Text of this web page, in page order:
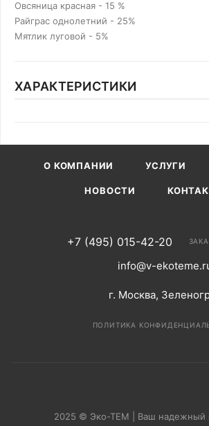
Овсяница красная - 15 %
Райграс однолетний - 25%
Мятлик луговой - 5%
ХАРАКТЕРИСТИКИ
О КОМПАНИИ УСЛУГИ
НОВОСТИ
+7 (495) 015-42-20
info@v-
г. Москва,
ПОЛИТИКА
2025 © Эко-ТЕМ | Ваш надежный